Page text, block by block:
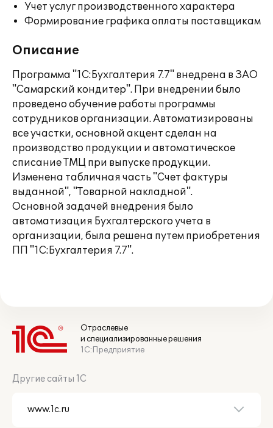
Учет услуг производственного характера
Формирование графика оплаты поставщикам
Описание
Программа "1С:Бухгалтерия 7.7" внедрена в ЗАО
"Самарский кондитер". При внедрении было
проведено обучение работы программы
сотрудников организации. Автоматизированы
все участки, основной акцент сделан на
производство продукции и автоматическое
списание ТМЦ при выпуске продукции.
Изменена табличная часть "Счет фактуры
выданной", "Товарной накладной".
Основной задачей внедрения было
автоматизация Бухгалтерского учета в
организации, была решена путем приобретения
ПП "1С:Бухгалтерия 7.7".
Отраслевые
и специализированные решения
1С:Предприятие
Другие сайты 1С